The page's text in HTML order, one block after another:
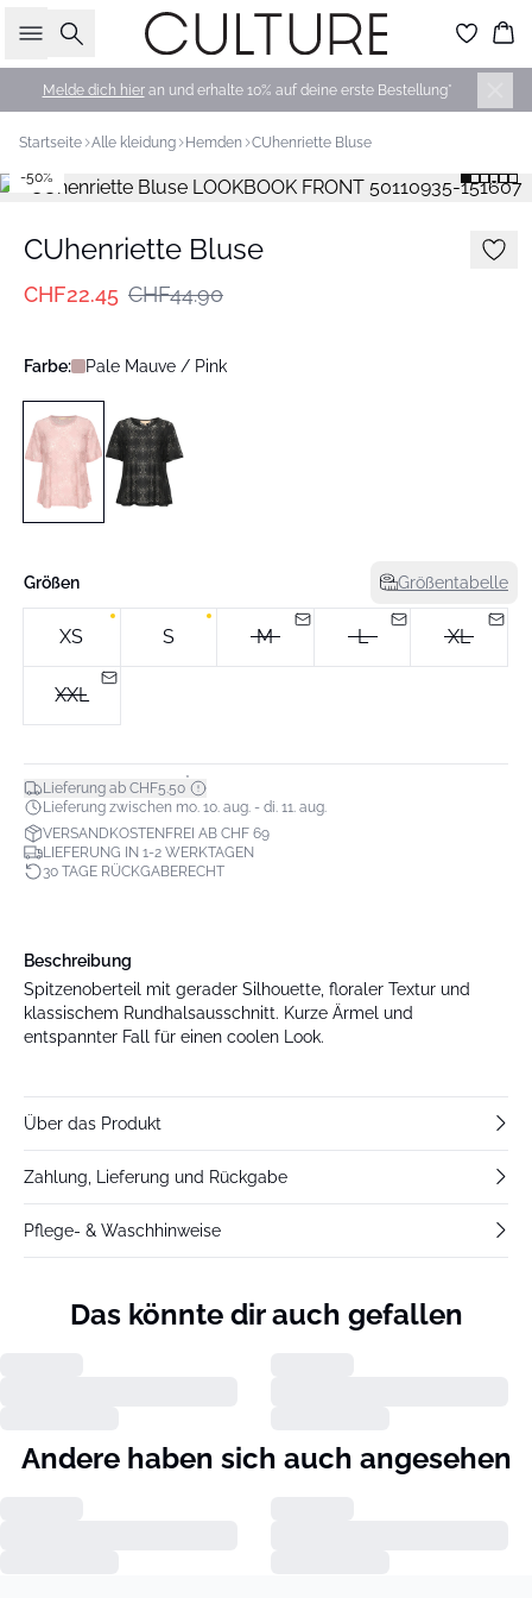
Suche
Melde dich hieran und erhalte 10% auf deine erste Bestellung*
Startseite Alle kleidung Hemden CUhenriette Bluse
-50%
CUhenriette Bluse
CHF22.45 CHF44.90
Farbe: Pale Mauve / Pink
Größen Größentabelle
XS S M L XL
XXL
Lieferung ab CHF5.50*
Lieferung zwischen mo. 10. aug. - di. 11. aug.
VERSANDKOSTENFREI AB CHF 69
LIEFERUNG IN 1-2 WERKTAGEN
30 TAGE RÜCKGABERECHT
Beschreibung
Spitzenoberteil mit gerader Silhouette, floraler Textur und
klassischem Rundhalsausschnitt. Kurze Ärmel und
entspannter Fall für einen coolen Look.
Über das Produkt
Zahlung, Lieferung und Rückgabe
Pflege- & Waschhinweise
Das könnte dir auch gefallen
Andere haben sich auch angesehen